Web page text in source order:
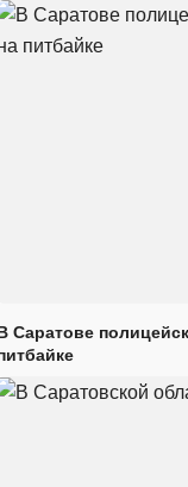
Саратове